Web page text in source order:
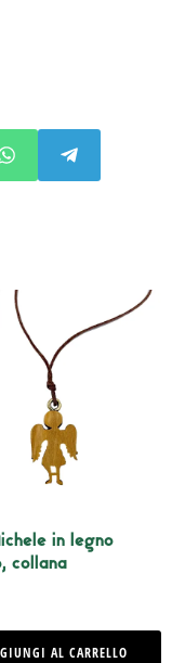
SHARE
WHATSAPP
SHARE
TELEGRAM
in legno
collana
AL CARRELLO